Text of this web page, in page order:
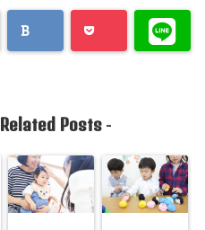
Related Posts-